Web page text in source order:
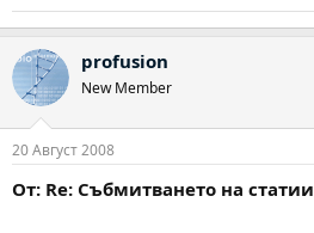
profusion
New Member
20 Август 2008
От: Re: Събмитването на статии